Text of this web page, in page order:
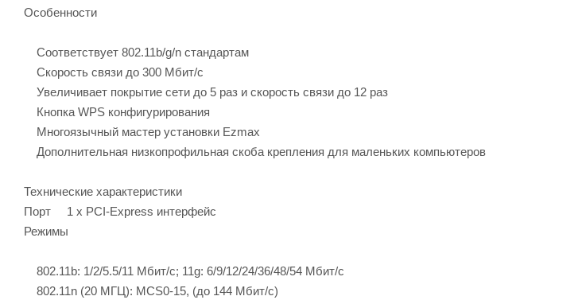
Особенности
Соответствует 802.11b/g/n стандартам
Cкорость связи до 300 Мбит/с
Увеличивает покрытие сети до 5 раз и скорость связи до 12 раз
Кнопка WPS конфигурирования
Многоязычный мастер установки Ezmax
Дополнительная низкопрофильная скоба крепления для маленьких компьютеров
Технические характеристики
Порт 1 x PCI-Express интерфейс
Режимы
802.11b: 1/2/5.5/11 Мбит/с; 11g: 6/9/12/24/36/48/54 Мбит/с
802.11n (20 МГЦ): MCS0-15, (до 144 Мбит/с)